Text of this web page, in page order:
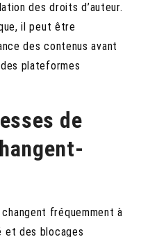
des droits d’auteur.
il peut être
des contenus avant
plateformes
de
fréquemment à
et des blocages